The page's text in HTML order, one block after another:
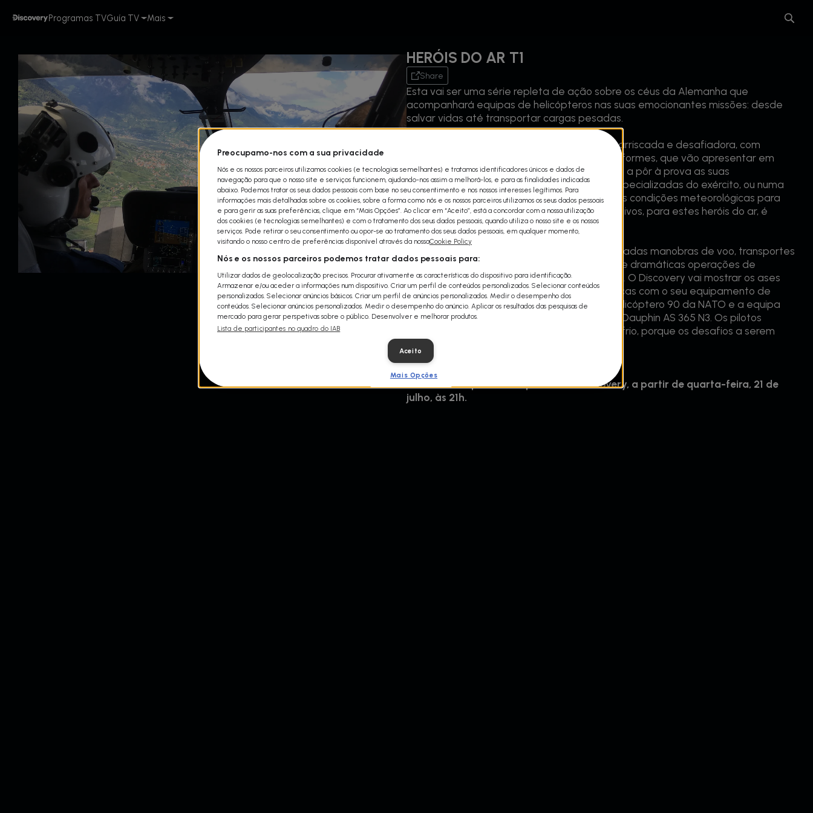
Programas TVGuía TV Mais
HERÓIS DO AR T1
Share
Esta vai ser uma série repleta de ação sobre os céus da Alemanha que
acompanhará equipas de helicópteros nas suas emocionantes missões: desde
salvar vidas até transportar cargas pesadas.
Cada episódio vai acompanhar uma missão arriscada e desafiadora, com
microcâmaras de vigilância instaladas nos uniformes, que vão apresentar em
primeiro plano toda essa ação. Quer estejam a pôr à prova as suas
capacidades em atividades de formação especializadas do exército, ou numa
equipa de salvamento a combaterem as más condições meteorológicas para
levarem um paciente para os cuidados intensivos, para estes heróis do ar, é
apenas mais um dia de trabalho.
Esta emocionante série mostrará as mais ousadas manobras de voo, transportes
especiais com cargas que pesam toneladas e dramáticas operações de
salvamento aéreo onde cada segundo conta. O Discovery vai mostrar os ases
voadores a aproximarem-se das linhas elétricas com o seu equipamento de
trabalho, os pilotos do exército a treinar no helicóptero 90 da NATO e a equipa
Johanniter Luftrettung Gießen a trabalhar no Dauphin AS 365 N3. Os pilotos
destes helicópteros vão precisar de sangue-frio, porque os desafios a serem
ultrapassados são mesmo difíceis.
Heróis do Ar, para acompanhar no Discovery, a partir de quarta-feira, 21 de
julho, às 21h.
Preocupamo-nos com a sua privacidade
Nós e os nossos parceiros utilizamos cookies (e tecnologias semelhantes) e tratamos identificadores únicos e dados de
navegação para que o nosso site e serviços funcionem, ajudando-nos assim a melhorá-los, e para as finalidades indicadas
abaixo. Podemos tratar os seus dados pessoais com base no seu consentimento e nos nossos interesses legítimos. Para
informações mais detalhadas sobre os cookies, sobre a forma como nós e os nossos parceiros utilizamos os seus dados pessoais
e para gerir as suas preferências, clique em “Mais Opções”. Ao clicar em “Aceito”, está a concordar com a nossa utilização
dos cookies (e tecnologias semelhantes) e com o tratamento dos seus dados pessoais, quando utiliza o nosso site e os nossos
serviços. Pode retirar o seu consentimento ou opor-se ao tratamento dos seus dados pessoais, em qualquer momento,
visitando o nosso centro de preferências disponível através da nossaCookie Policy
Nós e os nossos parceiros podemos tratar dados pessoais para:
Utilizar dados de geolocalização precisos. Procurar ativamente as características do dispositivo para identificação.
Armazenar e/ou aceder a informações num dispositivo. Criar um perfil de conteúdos personalizados. Selecionar conteúdos
personalizados. Selecionar anúncios básicos. Criar um perfil de anúncios personalizados. Medir o desempenho dos
conteúdos. Selecionar anúncios personalizados. Medir o desempenho do anúncio. Aplicar os resultados das pesquisas de
mercado para gerar perspetivas sobre o público. Desenvolver e melhorar produtos.
Lista de participantes no quadro do IAB
Aceito
Mais Opções